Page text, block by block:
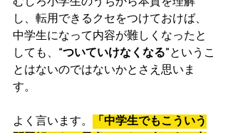
し、転用できるクセをつけておけば、
中学生になって内容が難しくなったと
しても、 “ついていけなくなる”というこ
とはないのではないかとさえ思いま
す。
よく言います。
「中学生でもこういう